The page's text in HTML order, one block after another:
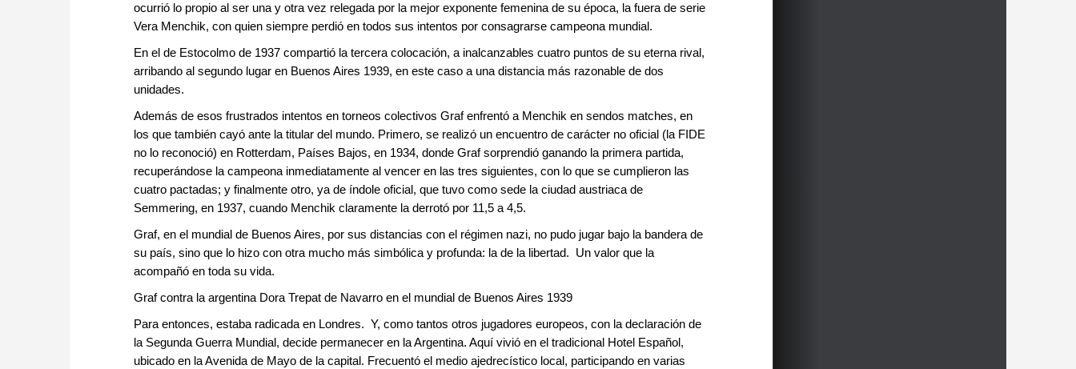
ocurrió lo propio al ser una y otra vez relegada por la mejor exponente femenina de su época, la fuera de serie
Vera Menchik, con quien siempre perdió en todos sus intentos por consagrarse campeona mundial.
En el de Estocolmo de 1937 compartió la tercera colocación, a inalcanzables cuatro puntos de su eterna rival,
arribando al segundo lugar en Buenos Aires 1939, en este caso a una distancia más razonable de dos
unidades.
Además de esos frustrados intentos en torneos colectivos Graf enfrentó a Menchik en sendos matches, en
los que también cayó ante la titular del mundo. Primero, se realizó un encuentro de carácter no oficial (la FIDE
no lo reconoció) en Rotterdam, Países Bajos, en 1934, donde Graf sorprendió ganando la primera partida,
recuperándose la campeona inmediatamente al vencer en las tres siguientes, con lo que se cumplieron las
cuatro pactadas; y finalmente otro, ya de índole oficial, que tuvo como sede la ciudad austriaca de
Semmering, en 1937, cuando Menchik claramente la derrotó por 11,5 a 4,5.
Graf, en el mundial de Buenos Aires, por sus distancias con el régimen nazi, no pudo jugar bajo la bandera de
su país, sino que lo hizo con otra mucho más simbólica y profunda: la de la libertad. Un valor que la
acompañó en toda su vida.
Graf contra la argentina Dora Trepat de Navarro en el mundial de Buenos Aires 1939
Para entonces, estaba radicada en Londres. Y, como tantos otros jugadores europeos, con la declaración de
la Segunda Guerra Mundial, decide permanecer en la Argentina. Aquí vivió en el tradicional Hotel Español,
ubicado en la Avenida de Mayo de la capital. Frecuentó el medio ajedrecístico local, participando en varias